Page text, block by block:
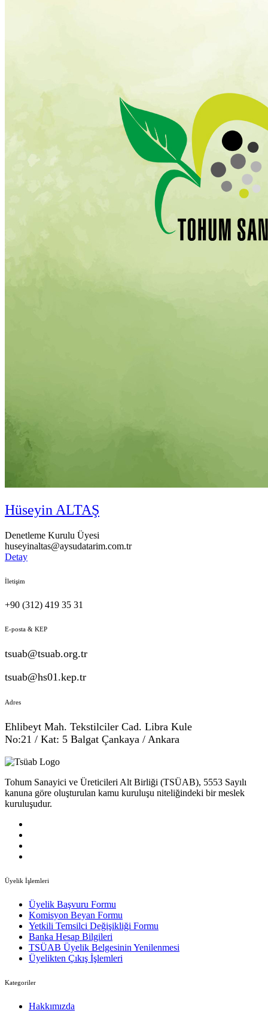
Hüseyin ALTAŞ
Denetleme Kurulu Üyesi
huseyinaltas@aysudatarim.com.tr
Detay
İletişim
+90 (312) 419 35 31
E-posta & KEP
tsuab@tsuab.org.tr
tsuab@hs01.kep.tr
Adres
Ehlibeyt Mah. Tekstilciler Cad. Libra Kule
No:21 / Kat: 5 Balgat Çankaya / Ankara
Tohum Sanayici ve Üreticileri Alt Birliği (TSÜAB), 5553 Sayılı
kanuna göre oluşturulan kamu kuruluşu niteliğindeki bir meslek
kuruluşudur.
Üyelik İşlemleri
Üyelik Başvuru Formu
Komisyon Beyan Formu
Yetkili Temsilci Değişikliği Formu
Banka Hesap Bilgileri
TSÜAB Üyelik Belgesinin Yenilenmesi
Üyelikten Çıkış İşlemleri
Kategoriler
Hakkımızda